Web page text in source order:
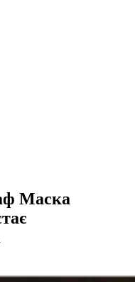
Маска